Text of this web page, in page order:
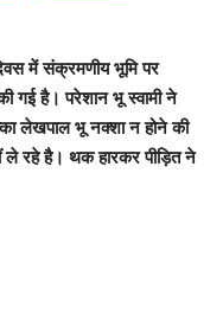
में संक्रमणीय भूमि पर
गई है। परेशान भू स्वामी ने
लेखपाल भू नक्शा न होने की
ले रहे है। थक हारकर पीड़ित ने